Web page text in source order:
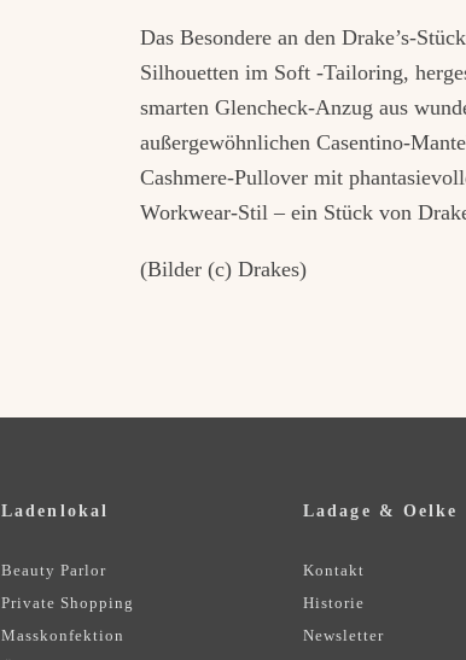
Das Besondere an den Drake’s-
Silhouetten im Soft -Tailoring,
smarten Glencheck-Anzug aus
außergewöhnlichen Casentino-
Cashmere-Pullover mit
Workwear-Stil – ein Stück von
(Bilder (c) Drakes)
Ladenlokal
Beauty Parlor
Private Shopping
Masskonfektion
Ladage & Oelke
Kontakt
Historie
Newsletter